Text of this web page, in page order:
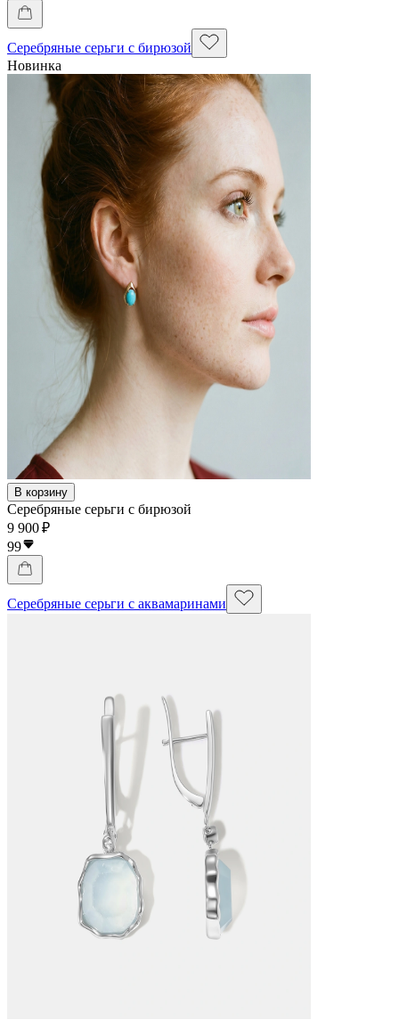
Серебряные серьги с бирюзой
Новинка
В корзину
Серебряные серьги с бирюзой
9 900 ₽
99
Серебряные серьги с аквамаринами